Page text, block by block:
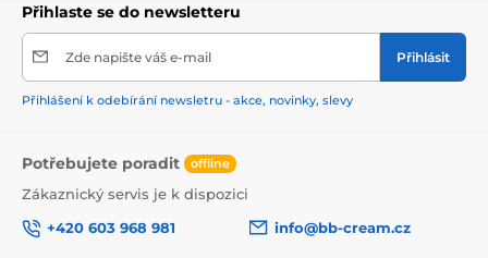
Přihlaste se do newsletteru
Zde napište váš e-mail Přihlásit
Přihlášení k odebírání newsletru - akce, novinky, slevy
Potřebujete poradit offline
Zákaznický servis je k dispozici
+420 603 968 981
info@bb-cream.cz